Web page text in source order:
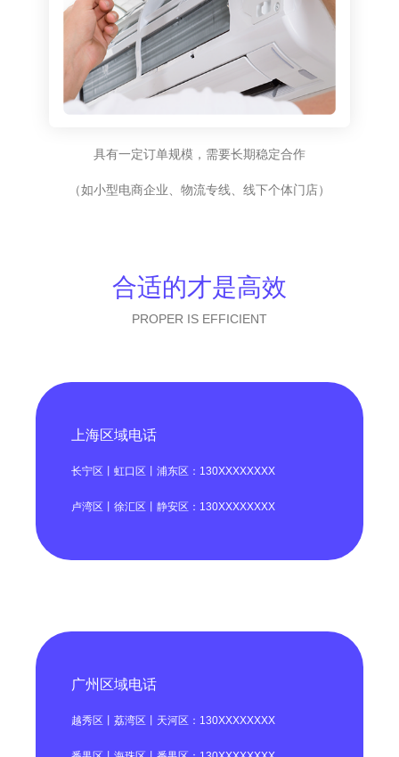
具有一定订单规模，需要长期稳定合作
（如小型电商企业、物流专线、线下个体门店）
合适的才是高效
PROPER IS EFFICIENT
上海区域电话
长宁区丨虹口区丨浦东区：130XXXXXXXX
卢湾区丨徐汇区丨静安区：130XXXXXXXX
广州区域电话
越秀区丨荔湾区丨天河区：130XXXXXXXX